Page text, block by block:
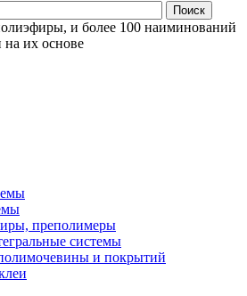
Поиск
и более 100 наиминований
их основе
преполимеры
системы
и покрытий